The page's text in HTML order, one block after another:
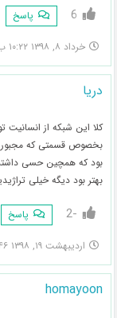
6 پاسخ
خرداد ۸, ۱۳۹۸ ۱۰:۲۲ ب.ظ
دریا
کلا این شبکه از انسانیت
بخصوص قسمتی که مجبور
بود که همچین حسی
بهتر بود دیگه خیلی
-2 پاسخ
اردیبهشت ۱۹, ۱۳۹۸ ۴:۴۶ ق.ظ
homayoon